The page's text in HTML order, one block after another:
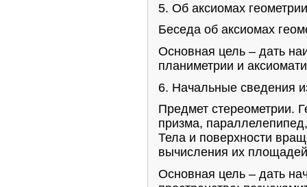
5. Об аксиомах
Беседа об аксиомах
Основная цель – дать
планиметрии и
6. Начальные сведения
Предмет стереометрии.
призма,
Тела и поверхности
вычисления их
Основная цель – дать